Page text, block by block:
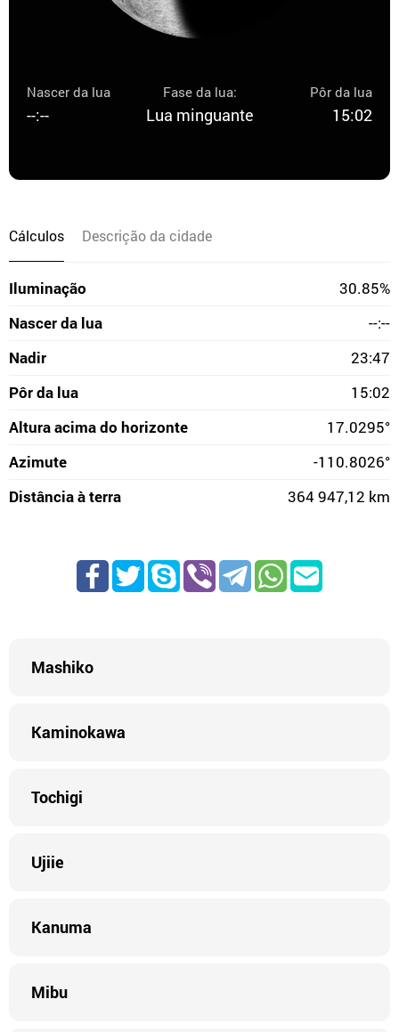
Nascer da lua
--:--
Fase da lua:
Lua minguante
Pôr da lua
15:02
Cálculos Descrição da cidade
Iluminação
30.85%
Nascer da lua
--:--
Nadir
23:47
Pôr da lua
15:02
Altura acima do horizonte
17.0295°
Azimute
-110.8026°
Distância à terra
364 947,12 km
Mashiko
Kaminokawa
Tochigi
Ujiie
Kanuma
Mibu